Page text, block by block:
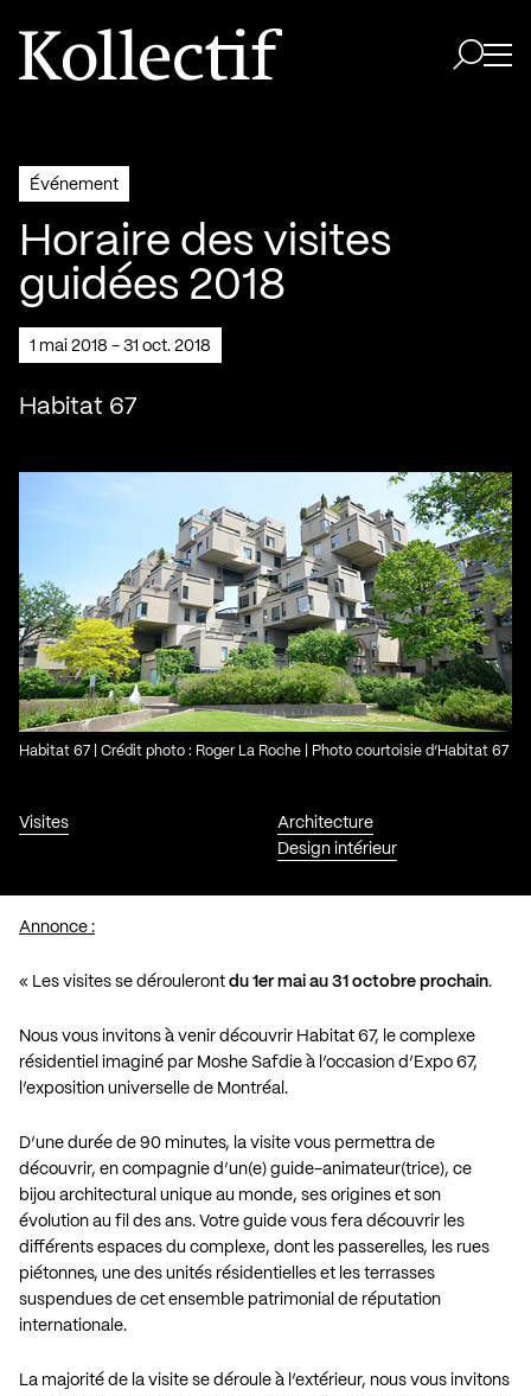
Aller à la page d'accueil
Logo Kollectif
Événement
Horaire des visites
guidées 2018
1 mai 2018 - 31 oct. 2018
Habitat 67
Visites
Architecture
Design intérieur
Habitat 67 | Crédit photo : Roger La Roche | Photo courtoisie d’Habitat 67
Annonce :
« Les visites se dérouleront du 1er mai au 31 octobre prochain.
Nous vous invitons à venir découvrir Habitat 67, le complexe
résidentiel imaginé par Moshe Safdie à l’occasion d’Expo 67,
l’exposition universelle de Montréal.
D’une durée de 90 minutes, la visite vous permettra de
découvrir, en compagnie d’un(e) guide-animateur(trice), ce
bijou architectural unique au monde, ses origines et son
évolution au fil des ans. Votre guide vous fera découvrir les
différents espaces du complexe, dont les passerelles, les rues
piétonnes, une des unités résidentielles et les terrasses
suspendues de cet ensemble patrimonial de réputation
internationale.
La majorité de la visite se déroule à l’extérieur, nous vous invitons